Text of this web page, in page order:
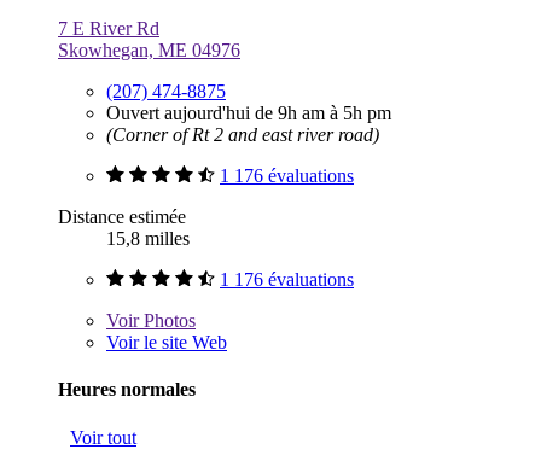
7 E River Rd
Skowhegan, ME 04976
(207) 474-8875
Ouvert aujourd'hui de 9h am à 5h pm
(Corner of Rt 2 and east river road)
1 176 évaluations
Distance estimée
15,8 milles
1 176 évaluations
VoirPhotos
Voir le site Web
Heures normales
Voir tout